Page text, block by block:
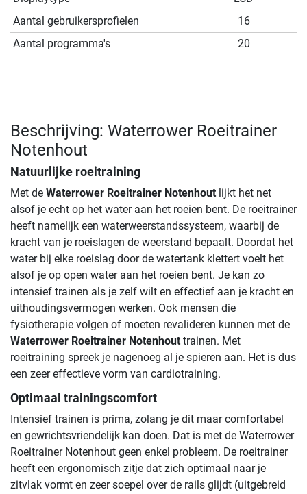
Aantal gebruikersprofielen
16
Aantal programma's
20
Beschrijving: Waterrower Roeitrainer
Notenhout
Natuurlijke roeitraining
Met de Waterrower Roeitrainer Notenhout lijkt het net
alsof je echt op het water aan het roeien bent. De roeitrainer
heeft namelijk een waterweerstandssysteem, waarbij de
kracht van je roeislagen de weerstand bepaalt. Doordat het
water bij elke roeislag door de watertank klettert voelt het
alsof je op open water aan het roeien bent. Je kan zo
intensief trainen als je zelf wilt en effectief aan je kracht en
uithoudingsvermogen werken. Ook mensen die
fysiotherapie volgen of moeten revalideren kunnen met de
Waterrower Roeitrainer Notenhout trainen. Met
roeitraining spreek je nagenoeg al je spieren aan. Het is dus
een zeer effectieve vorm van cardiotraining.
Optimaal trainingscomfort
Intensief trainen is prima, zolang je dit maar comfortabel
en gewrichtsvriendelijk kan doen. Dat is met de Waterrower
Roeitrainer Notenhout geen enkel probleem. De roeitrainer
heeft een ergonomisch zitje dat zich optimaal naar je
zitvlak vormt en zeer soepel over de rails glijdt (uitgebreid